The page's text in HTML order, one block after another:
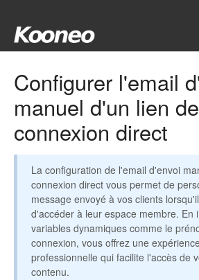
Réglages
Produits
Gestionnaire
Outils
Intégrations
Configurer l'email
manuel d'un lien de
connexion direct
La configuration de l'email d'envoi
connexion direct vous permet de
message envoyé à vos clients
d'accéder à leur espace membre. En
variables dynamiques comme le
connexion, vous offrez une
professionnelle qui facilite l'accès de
contenu.